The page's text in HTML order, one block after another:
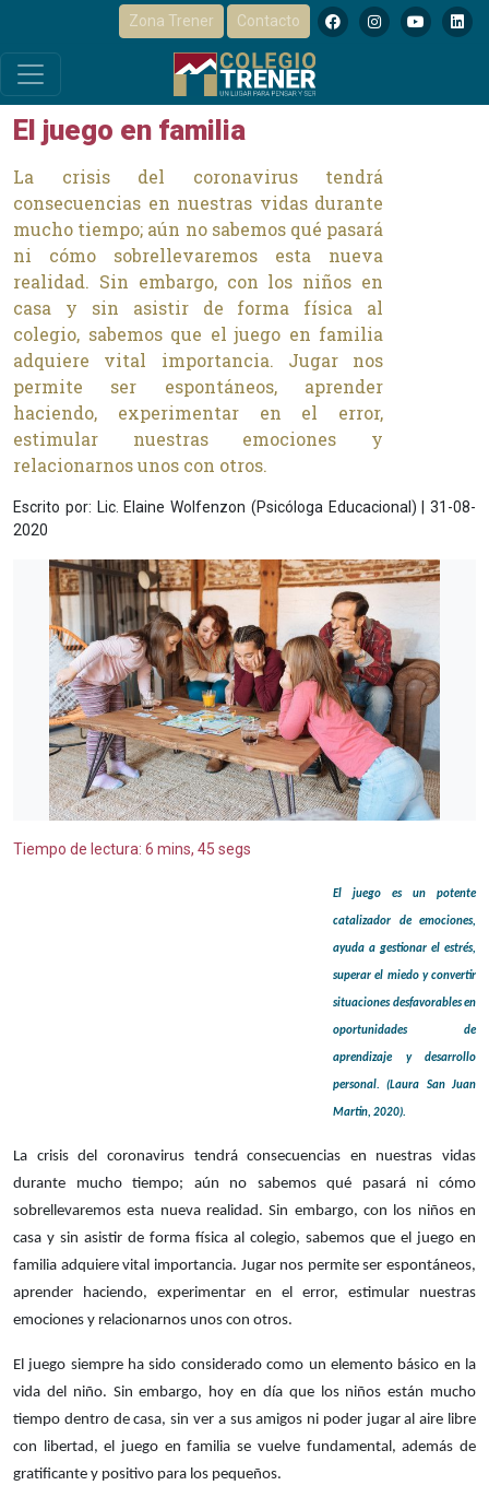
Zona Trener Contacto
El juego en familia
El juego en familia
La crisis del coronavirus tendrá
consecuencias en nuestras vidas durante
mucho tiempo; aún no sabemos qué pasará
ni cómo sobrellevaremos esta nueva
realidad. Sin embargo, con los niños en
casa y sin asistir de forma física al
colegio, sabemos que el juego en familia
adquiere vital importancia. Jugar nos
permite ser espontáneos, aprender
haciendo, experimentar en el error,
estimular nuestras emociones y
relacionarnos unos con otros.
Escrito por: Lic. Elaine Wolfenzon (Psicóloga Educacional) | 31-08-
2020
Tiempo de lectura: 6 mins, 45 segs
El juego es un potente
catalizador de emociones,
ayuda a gestionar el estrés,
superar el miedo y convertir
situaciones desfavorables en
oportunidades de
aprendizaje y desarrollo
personal. (Laura San Juan
Martin, 2020).
La crisis del coronavirus tendrá consecuencias en nuestras vidas
durante mucho tiempo; aún no sabemos qué pasará ni cómo
sobrellevaremos esta nueva realidad. Sin embargo, con los niños en
casa y sin asistir de forma física al colegio, sabemos que el juego en
familia adquiere vital importancia. Jugar nos permite ser espontáneos,
aprender haciendo, experimentar en el error, estimular nuestras
emociones y relacionarnos unos con otros.
El juego siempre ha sido considerado como un elemento básico en la
vida del niño. Sin embargo, hoy en día que los niños están mucho
tiempo dentro de casa, sin ver a sus amigos ni poder jugar al aire libre
con libertad, el juego en familia se vuelve fundamental, además de
gratificante y positivo para los pequeños.